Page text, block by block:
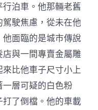
泊車。他那輛老舊
駛焦慮，從未在他
面臨的是城市傳說
與一間專賣金屬雕
比他車子尺寸小上
層可疑的白色粉
了倒檔。他的車載